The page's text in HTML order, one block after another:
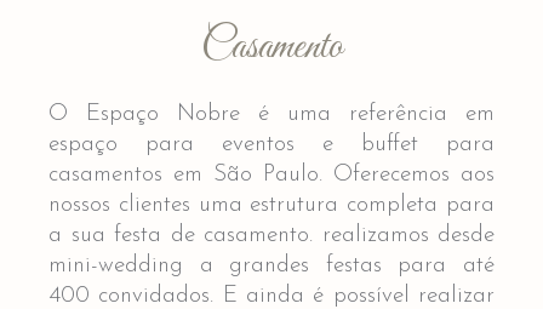
Casamento
O Espaço Nobre é uma referência em
espaço para eventos e buffet para
casamentos em São Paulo. Oferecemos aos
nossos clientes uma estrutura completa para
a sua festa de casamento. realizamos desde
mini-wedding a grandes festas para até
400 convidados. E ainda é possível realizar